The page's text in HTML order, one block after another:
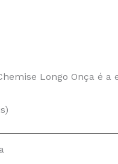
Longo Onça é a